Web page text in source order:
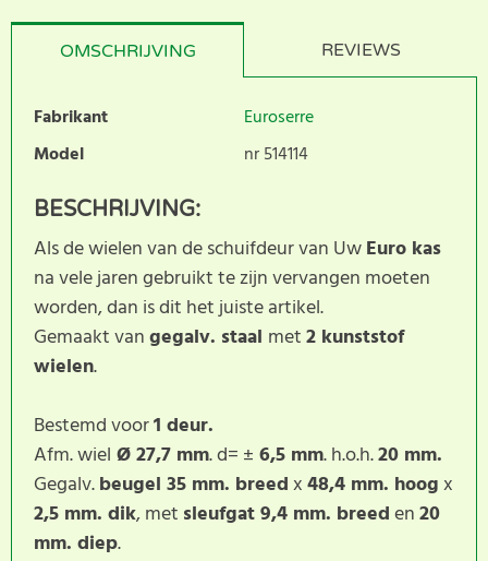
OMSCHRIJVING REVIEWS
Fabrikant
Euroserre
Model
nr 514114
BESCHRIJVING:
Als de wielen van de schuifdeur van UwEuro kas
na vele jaren gebruikt te zijn vervangen moeten
worden, dan is dit het juiste artikel.
Gemaakt vangegalv. staal met2 kunststof
wielen.
Bestemd voor1 deur.
Afm. wiel Ø 27,7 mm. d= ± 6,5 mm. h.o.h.20 mm.
Gegalv.beugel 35 mm. breedx48,4 mm. hoogx
2,5 mm. dik, met sleufgat 9,4 mm. breeden20
mm. diep.